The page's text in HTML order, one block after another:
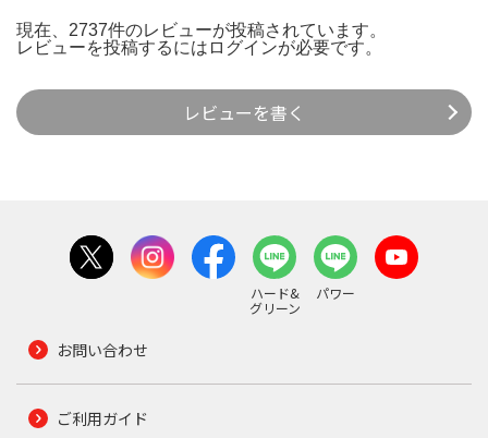
現在、2737件のレビューが投稿されています。
レビューを投稿するには ログインが必要です。
レビューを書く
ハード&
グリーン
パワー
お問い合わせ
ご利用ガイド